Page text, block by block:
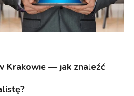
Krakowie — jak znaleźć